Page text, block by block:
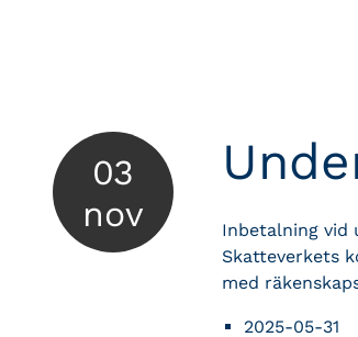
03
nov
Inbetalning vid
Skatteverkets
med
2025-05-31